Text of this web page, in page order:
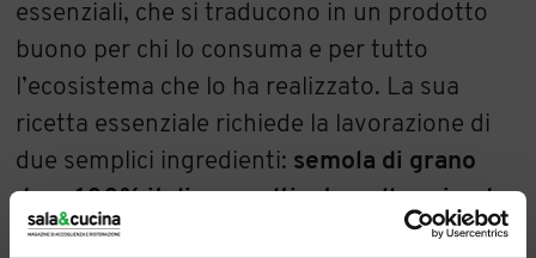
essenziali, che si traducono in un prodotto
buono per chi lo consuma e per tutto
l’ecosistema che lo ha realizzato. La sua
ricetta essenziale richiede la lavorazione di
due semplici ingredienti: semola di grano
duro 100% italiano, coltivato nelle aziende
agricole aderenti al Patto Armando, e